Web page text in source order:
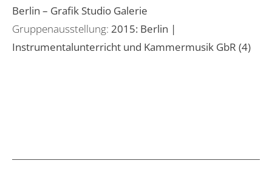
Berlin – Grafik Studio Galerie
Gruppenausstellung: 2015: Berlin |
Instrumentalunterricht und Kammermusik GbR (4)